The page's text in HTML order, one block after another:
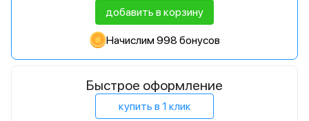
добавить в корзину
Начислим 998 бонусов
Быстрое оформление
купить в 1 клик